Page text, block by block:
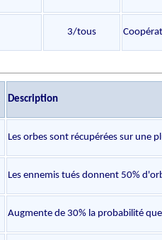
3/tous
Description
Les orbes sont récupérées sur une
Les ennemis tués donnent 50%
Augmente de 30% la probabilité